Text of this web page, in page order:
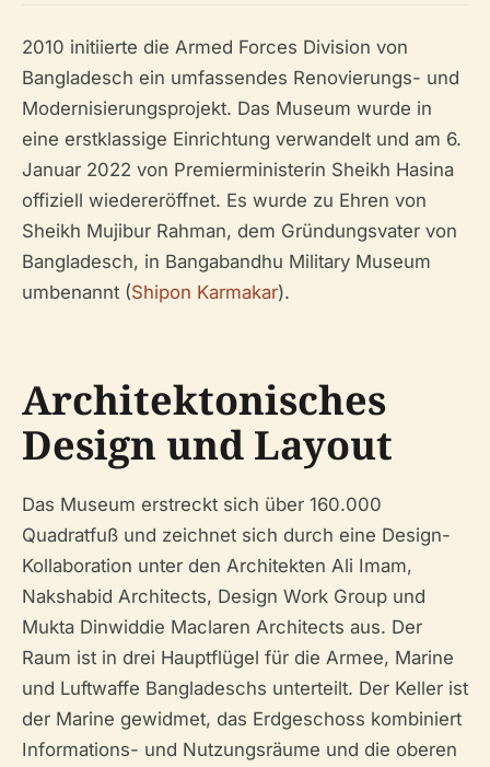
2010 initiierte die Armed Forces Division von
Bangladesch ein umfassendes Renovierungs- und
Modernisierungsprojekt. Das Museum wurde in
eine erstklassige Einrichtung verwandelt und am 6.
Januar 2022 von Premierministerin Sheikh Hasina
offiziell wiedereröffnet. Es wurde zu Ehren von
Sheikh Mujibur Rahman, dem Gründungsvater von
Bangladesch, in Bangabandhu Military Museum
umbenannt (Shipon Karmakar).
Architektonisches
Design und Layout
Das Museum erstreckt sich über 160.000
Quadratfuß und zeichnet sich durch eine Design-
Kollaboration unter den Architekten Ali Imam,
Nakshabid Architects, Design Work Group und
Mukta Dinwiddie Maclaren Architects aus. Der
Raum ist in drei Hauptflügel für die Armee, Marine
und Luftwaffe Bangladeschs unterteilt. Der Keller ist
der Marine gewidmet, das Erdgeschoss kombiniert
Informations- und Nutzungsräume und die oberen